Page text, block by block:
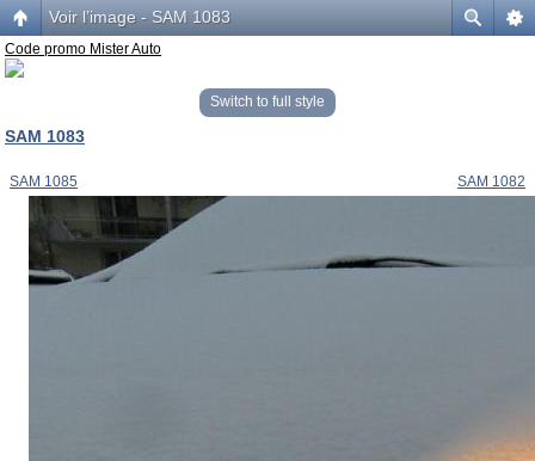
Voir l’image - SAM 1083
Code promo Mister Auto
Switch to full style
SAM 1083
SAM 1085 SAM 1082